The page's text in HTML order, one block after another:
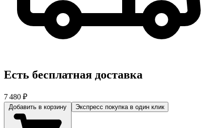
Есть бесплатная доставка
7 480 ₽
Экспресс покупка в один клик